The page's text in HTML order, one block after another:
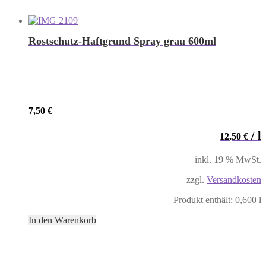
Rostschutz-Haftgrund Spray grau 600ml
7,50 €
12,50 € / l
inkl. 19 % MwSt.
zzgl. Versandkosten
Produkt enthält: 0,600 l
In den Warenkorb